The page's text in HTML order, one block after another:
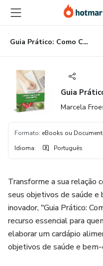
para
conteúdo
principal
para
pagamento
para
rodapé
Guia Prático: Como Calcular Sua Dieta
Guia
Marcela
Formato: eBooks ou
Idioma: Português
Transforme a sua relação
seus objetivos de saúde
inovador, "Guia Prático:
recurso essencial para
elaborar um cardápio
objetivos de saúde e